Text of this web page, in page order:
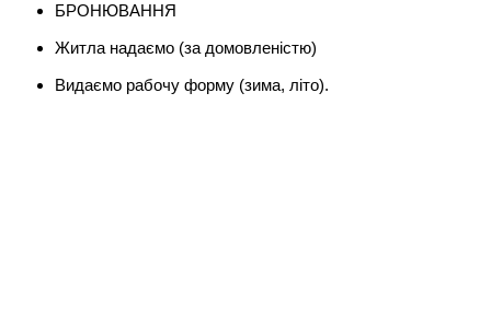
БРОНЮВАННЯ
Житла надаємо (за домовленістю)
Видаємо рабочу форму (зима, літо).